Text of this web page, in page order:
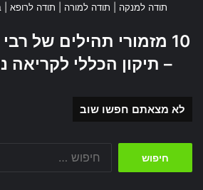
תודה למנקה תודה למורה תודה לרופא
10 מזמורי תהילים של
– תיקון הכללי לקריאה
לא מצאתם חפשו שוב